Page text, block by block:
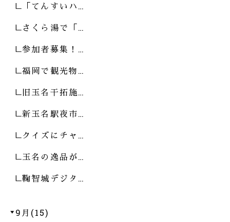
「てんすいハ…
さくら湯で「…
参加者募集！…
福岡で観光物…
旧玉名干拓施…
新玉名駅夜市…
クイズにチャ…
玉名の逸品が…
鞠智城デジタ…
9月(15)